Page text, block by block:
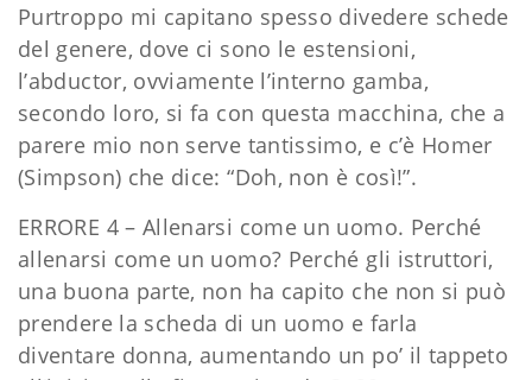
Purtroppo mi capitano spesso divedere schede
del genere, dove ci sono le estensioni,
l’abductor, ovviamente l’interno gamba,
secondo loro, si fa con questa macchina, che a
parere mio non serve tantissimo, e c’è Homer
(Simpson) che dice: “Doh, non è così!”.
ERRORE 4 – Allenarsi come un uomo. Perché
allenarsi come un uomo? Perché gli istruttori,
una buona parte, non ha capito che non si può
prendere la scheda di un uomo e farla
diventare donna, aumentando un po’ il tappeto